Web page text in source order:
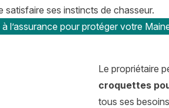
satisfaire ses instincts de chasseur.
l’assurance pour protéger votre
Le propriétaire
croquettes
tous ses